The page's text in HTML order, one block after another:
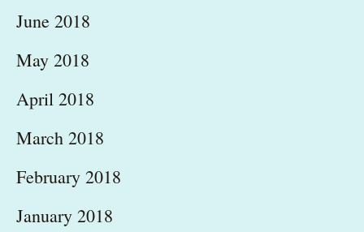
June 2018
May 2018
April 2018
March 2018
February 2018
January 2018